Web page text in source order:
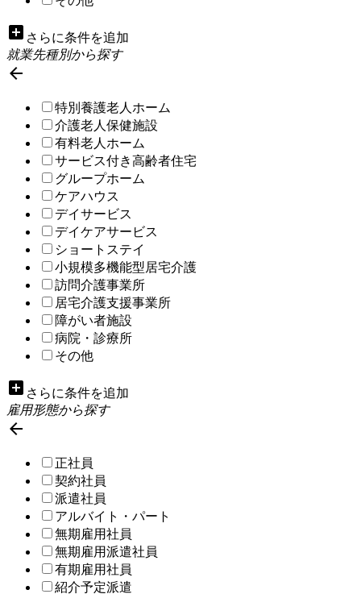
add_box さらに条件を追加
就業先種別から探す

特別養護老人ホーム
介護老人保健施設
有料老人ホーム
サービス付き高齢者住宅
グループホーム
ケアハウス
デイサービス
デイケアサービス
ショートステイ
小規模多機能型居宅介護
訪問介護事業所
居宅介護支援事業所
障がい者施設
病院・診療所
その他
add_box さらに条件を追加
雇用形態から探す

正社員
契約社員
派遣社員
アルバイト・パート
無期雇用社員
無期雇用派遣社員
有期雇用社員
紹介予定派遣